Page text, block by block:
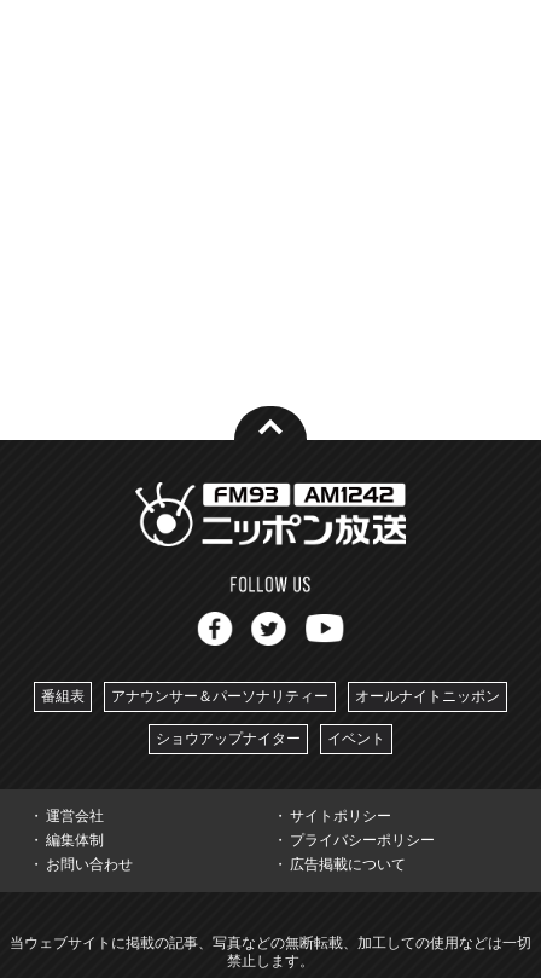
番組表 アナウンサー＆パーソナリティー オールナイトニッポン
ショウアップナイター イベント
運営会社
サイトポリシー
編集体制
プライバシーポリシー
お問い合わせ
広告掲載について
当ウェブサイトに掲載の記事、写真などの無断転載、加工しての使用などは一切
禁止します。